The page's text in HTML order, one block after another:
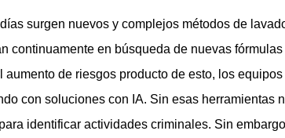
surgen nuevos y complejos métodos de
continuamente en búsqueda de nuevas
aumento de riesgos producto de esto, los
con soluciones con IA. Sin esas herramientas
identificar actividades criminales. Sin